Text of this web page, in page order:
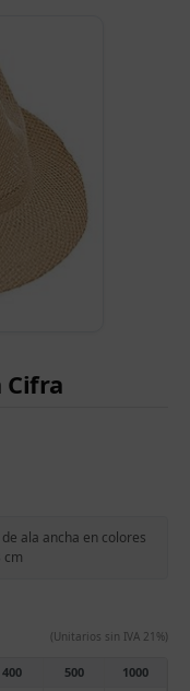
Cifra
ala ancha en colores
cm
(Unitarios sin IVA 21%)
400 500 1000